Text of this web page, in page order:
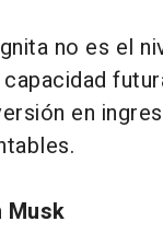
no es el
en
Musk